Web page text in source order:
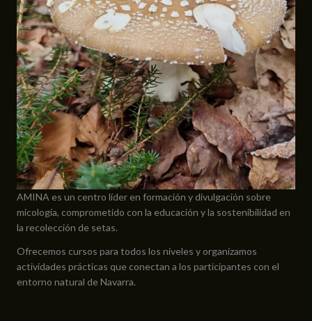
AMINA es un centro líder en formación y divulgación sobre
micología, comprometido con la educación y la sostenibilidad en
la recolección de setas.
Ofrecemos cursos para todos los niveles y organizamos
actividades prácticas que conectan a los participantes con el
entorno natural de Navarra.